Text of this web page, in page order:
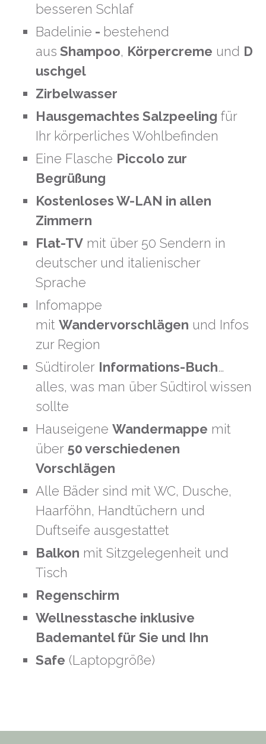
besseren Schlaf
Badelinie - bestehend
aus Shampoo, Körpercreme und D
uschgel
Zirbelwasser
Hausgemachtes Salzpeeling für
Ihr körperliches Wohlbefinden
Eine Flasche Piccolo zur
Begrüßung
Kostenloses W-LAN in allen
Zimmern
Flat-TV mit über 50 Sendern in
deutscher und italienischer
Sprache
Infomappe
mit Wandervorschlägen und Infos
zur Region
Südtiroler Informations-Buch…
alles, was man über Südtirol wissen
sollte
Hauseigene Wandermappe mit
über 50 verschiedenen
Vorschlägen
Alle Bäder sind mit WC, Dusche,
Haarföhn, Handtüchern und
Duftseife ausgestattet
Balkon mit Sitzgelegenheit und
Tisch
Regenschirm
Wellnesstasche inklusive
Bademantel für Sie und Ihn
Safe (Laptopgröße)